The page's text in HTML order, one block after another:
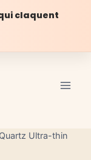
claquent
Ultra-thin